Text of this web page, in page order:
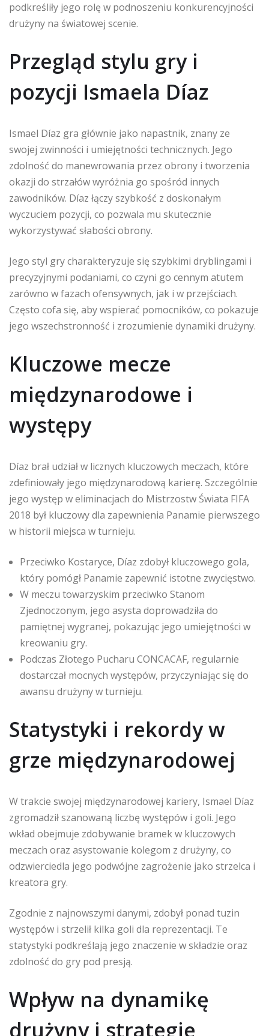
podkreśliły jego rolę w podnoszeniu konkurencyjności
drużyny na światowej scenie.
Przegląd stylu gry i
pozycji Ismaela Díaz
Ismael Díaz gra głównie jako napastnik, znany ze
swojej zwinności i umiejętności technicznych. Jego
zdolność do manewrowania przez obrony i tworzenia
okazji do strzałów wyróżnia go spośród innych
zawodników. Díaz łączy szybkość z doskonałym
wyczuciem pozycji, co pozwala mu skutecznie
wykorzystywać słabości obrony.
Jego styl gry charakteryzuje się szybkimi dryblingami i
precyzyjnymi podaniami, co czyni go cennym atutem
zarówno w fazach ofensywnych, jak i w przejściach.
Często cofa się, aby wspierać pomocników, co pokazuje
jego wszechstronność i zrozumienie dynamiki drużyny.
Kluczowe mecze
międzynarodowe i
występy
Díaz brał udział w licznych kluczowych meczach, które
zdefiniowały jego międzynarodową karierę. Szczególnie
jego występ w eliminacjach do Mistrzostw Świata FIFA
2018 był kluczowy dla zapewnienia Panamie pierwszego
w historii miejsca w turnieju.
Przeciwko Kostaryce, Díaz zdobył kluczowego gola,
który pomógł Panamie zapewnić istotne zwycięstwo.
W meczu towarzyskim przeciwko Stanom
Zjednoczonym, jego asysta doprowadziła do
pamiętnej wygranej, pokazując jego umiejętności w
kreowaniu gry.
Podczas Złotego Pucharu CONCACAF, regularnie
dostarczał mocnych występów, przyczyniając się do
awansu drużyny w turnieju.
Statystyki i rekordy w
grze międzynarodowej
W trakcie swojej międzynarodowej kariery, Ismael Díaz
zgromadził szanowaną liczbę występów i goli. Jego
wkład obejmuje zdobywanie bramek w kluczowych
meczach oraz asystowanie kolegom z drużyny, co
odzwierciedla jego podwójne zagrożenie jako strzelca i
kreatora gry.
Zgodnie z najnowszymi danymi, zdobył ponad tuzin
występów i strzelił kilka goli dla reprezentacji. Te
statystyki podkreślają jego znaczenie w składzie oraz
zdolność do gry pod presją.
Wpływ na dynamikę
drużyny i strategie